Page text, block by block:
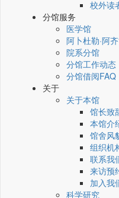
校外读
分馆服务
医学馆
阿卜杜勒·阿
院系分馆
分馆工作动态
分馆借阅FAQ
关于
关于本馆
馆长致
本馆介
馆舍风
组织机
联系我
来访预
加入我
科学研究